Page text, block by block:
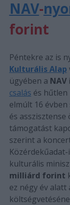
NAV-
forint
Péntekre az is
Kulturális Alap
ügyében a NAV
csalás és hűtlen
elmúlt 16
és
támogatást
szerint a
kulturális
milliárd forint
ez négy év alatt